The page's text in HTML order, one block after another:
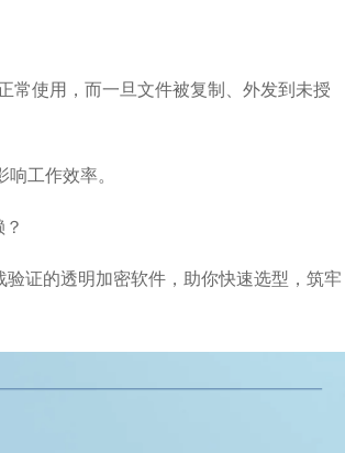
常使用，而一旦文件被复制、外发到未授
工作效率。
证的透明加密软件，助你快速选型，筑牢